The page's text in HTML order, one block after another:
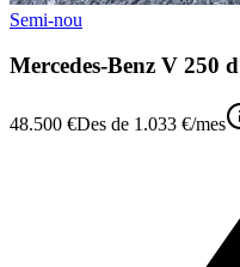
Semi-nou
Mercedes-Benz V 250 d
48.500 €Des de 1.033 €/mes